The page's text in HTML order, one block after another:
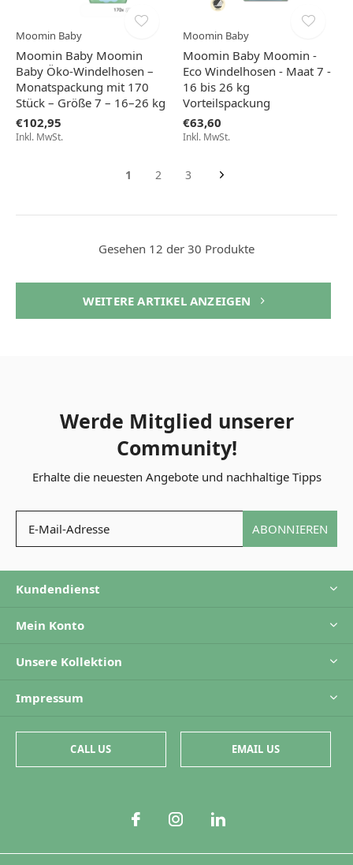
Moomin Baby
Moomin Baby Moomin
Baby Öko-Windelhosen –
Monatspackung mit 170
Stück – Größe 7 – 16–26 kg
€102,95
Inkl. MwSt.
Moomin Baby
Moomin Baby Moomin -
Eco Windelhosen - Maat 7 -
16 bis 26 kg
Vorteilspackung
€63,60
Inkl. MwSt.
1 2 3
Gesehen 12 der 30 Produkte
WEITERE ARTIKEL ANZEIGEN
Werde Mitglied unserer
Community!
Erhalte die neuesten Angebote und nachhaltige Tipps
ABONNIEREN
Kundendienst
Mein Konto
Unsere Kollektion
Impressum
CALL US EMAIL US